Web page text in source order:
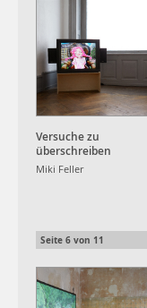
Versuche zu
überschreiben
Miki Feller
Seite 6 von 11